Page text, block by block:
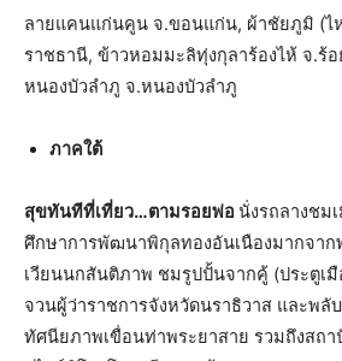
ลายแคนแก่นคูน จ.ขอนแก่น, ผ้าชัยภูมิ (ไ
ราชธานี, ข้าวหอมมะลิทุ่งกุลาร้องไห้ จ.ร้อ
หนองบัวลำภู จ.หนองบัวลำภู
ภาคใต้
สุขทันทีที่เที่ยว…ตามรอยพ่อ นั่งรถลางชม
ศึกษาการพัฒนาพิกุลทองอันเนืองมากจาก
เวียนนกสันติภาพ ชมรูปปั้นจากคู้ (ประตูเมื
จวนผู้ว่าราชการจังหวัดนราธิวาส และพ
ทัศนียภาพเขื่อนท่าพระยาสาย รวมถึงสถ